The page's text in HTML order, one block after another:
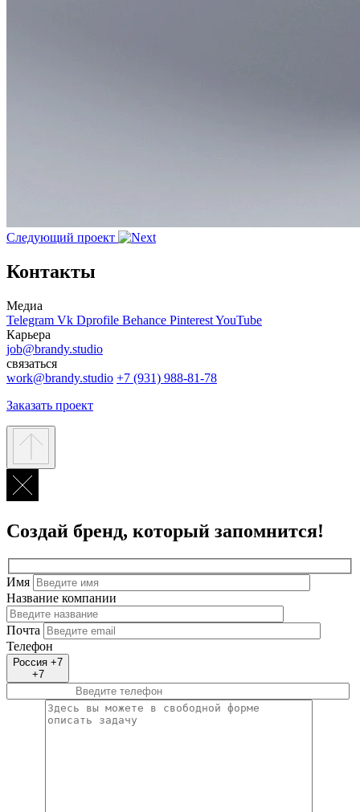
Следующий проект
Контакты
Медиа
Telegram Vk Dprofile Behance PinterestYouTube
Карьера
job@brandy.studio
связаться
work@brandy.studio +7 (931) 988-81-78
Заказать проект
Создай бренд, который запомнится!
Имя
Название компании
Почта
Телефон
Россия +7
+7